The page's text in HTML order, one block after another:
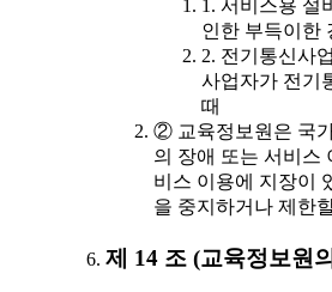
1. 서비스용 설
인한 부득이한
2. 전기통신사
사업자가 전기
때
② 교육정보원은 국
의 장애 또는 서비스
비스 이용에 지장이
을 중지하거나 제한
제 14 조 (교육정보원